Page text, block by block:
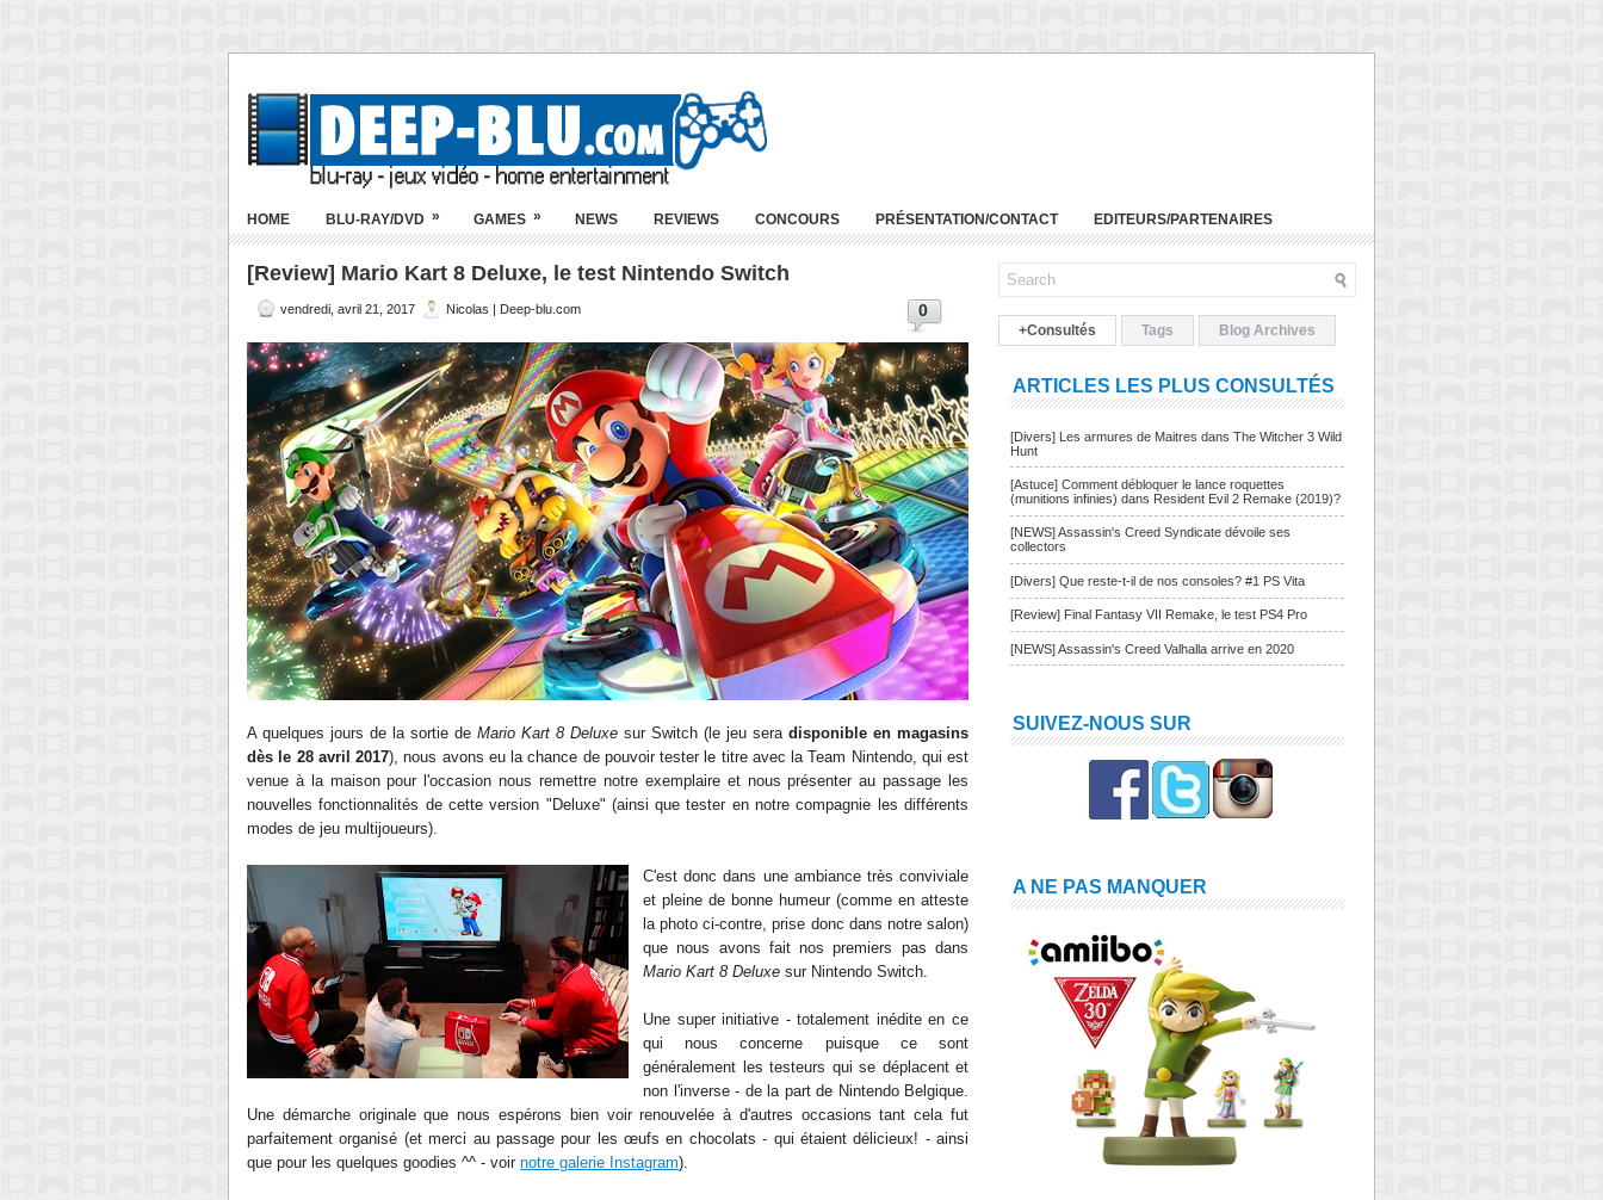
HOME BLU-RAY/DVD » GAMES » NEWS REVIEWS CONCOURS PRÉSENTATION/CONTACT EDITEURS/PARTENAIRES
[Review] Mario Kart 8 Deluxe, le test Nintendo Switch
vendredi, avril 21, 2017 Nicolas | Deep-blu.com 0
A quelques jours de la sortie de Mario Kart 8 Deluxe sur Switch (le jeu sera disponible en magasins
dès le 28avril 2017), nous avons eu la chance de pouvoir tester le titreavec la Team Nintendo, qui est
venue à la maison pour l'occasion nous remettre notre exemplaireet nous présenterau passage les
nouvelles fonctionnalités de cette version "Deluxe" (ainsi que tester en notre compagnie les différents
modes de jeu multijoueurs).
C'est donc dans une ambiance très conviviale
et pleine de bonne humeur (comme en atteste
la photo ci-contre, prise donc dans notre salon)
que nous avons fait nos premiers pas dans
Mario Kart 8 Deluxe sur Nintendo Switch.
Une super initiative -totalement inédite en ce
qui nous concerne puisque ce sont
généralement les testeurs qui se déplacent et
non l'inverse - de la part de Nintendo Belgique.
Une démarche originaleque nous espérons bien voir renouvelée à d'autres occasions tant cela fut
parfaitement organisé (etmerci au passage pour les œufs en chocolats - qui étaient dé licieux! - ainsi
que pour les quelques goodies ^^ - voir notre galerie Instagram).
+Consultés Tags Blog Archives
ARTICLES LES PLUS CONSULTÉS
[Divers] Les armures de Maitres dans The Witcher 3 Wild
Hunt
[Astuce] Comment débloquer le lance roquettes
(munitions infinies) dans Resident Evil 2 Remake (2019)?
[NEWS] Assassin's Creed Syndicate dévoile ses
collectors
[Divers] Que reste-t-il de nos consoles? #1 PS Vita
[Review] Final Fantasy VII Remake, le test PS4 Pro
[NEWS] Assassin's Creed Valhalla arrive en 2020
SUIVEZ-NOUS SUR
A NE PAS MANQUER